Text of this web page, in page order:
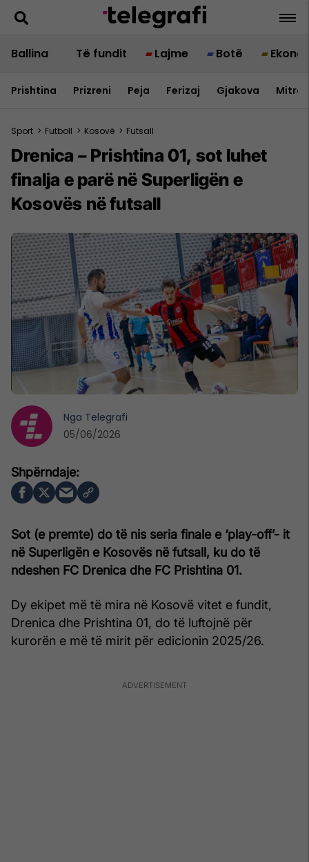
Ballina Të fundit Lajme Botë
Prishtina Prizreni Peja Ferizaj Gjakova
Sport > Futboll > Kosovë > Futsall
Drenica – Prishtina 01, sot luhet
finalja e parë në Superligën e
Kosovës në futsall
Sot (e premte) do të nis seria finale e ‘play-off’- it
në Superligën e Kosovës në futsall, ku do të
ndeshen FC Drenica dhe FC Prishtina 01.
Dy ekipet më të mira në Kosovë vitet e fundit,
Drenica dhe Prishtina 01, do të luftojnë për
kurorën e më të mirit për edicionin 2025/26.
Nga Telegrafi
05/06/2026